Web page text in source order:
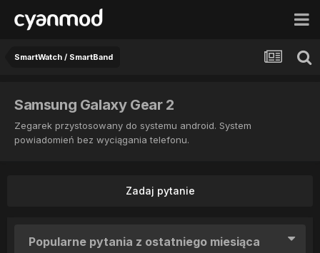
SmartWatch / SmartBand
Samsung Galaxy Gear 2
Zegarek przystosowany do systemu android. System
powiadomień bez wyciągania telefonu.
Zadaj pytanie
Popularne pytania z ostatniego miesiąca